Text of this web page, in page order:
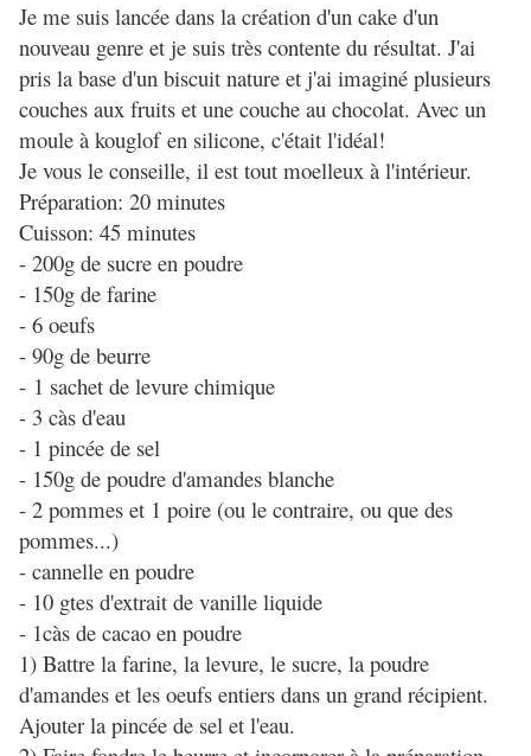
Je me suis lancée dans la création d'un cake d'un
nouveau genre et je suis très contente du résultat. J'ai
pris la base d'un biscuit nature et j'ai imaginé plusieurs
couches aux fruits et une couche au chocolat. Avec un
moule à kouglof en silicone, c'était l'idéal!
Je vous le conseille, il est tout moelleux à l'intérieur.
Préparation: 20 minutes
Cuisson: 45 minutes
- 200g de sucre en poudre
- 150g de farine
- 6 oeufs
- 90g de beurre
- 1 sachet de levure chimique
- 3 càs d'eau
- 1 pincée de sel
- 150g de poudre d'amandes blanche
- 2 pommes et 1 poire (ou le contraire, ou que des
pommes...)
- cannelle en poudre
- 10 gtes d'extrait de vanille liquide
- 1càs de cacao en poudre
1) Battre la farine, la levure, le sucre, la poudre
d'amandes et les oeufs entiers dans un grand récipient.
Ajouter la pincée de sel et l'eau.